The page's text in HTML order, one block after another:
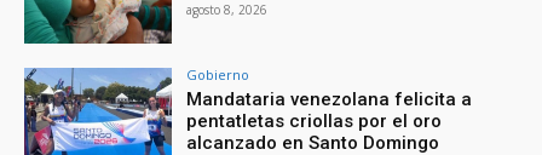
agosto 8, 2026
Gobierno
Mandataria venezolana felicita a
pentatletas criollas por el oro
alcanzado en Santo Domingo